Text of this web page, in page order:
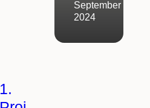
September
2024
1.